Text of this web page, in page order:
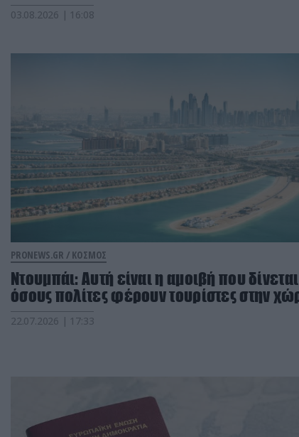
03.08.2026 | 16:08
PRONEWS.GR / ΚΟΣΜΟΣ
Ντουμπάι: Αυτή είναι η αμοιβή που
όσους πολίτες φέρουν τουρίστες στην
22.07.2026 | 17:33